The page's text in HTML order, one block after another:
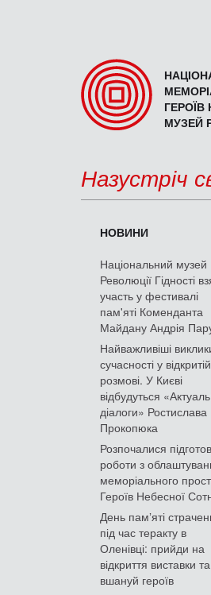
ГЕРОЇВ
МУЗЕЙ
Назустріч
НОВИНИ
Національний музей
Революції Гідності
участь у фестивалі
пам'яті Коменданта
Майдану Андрія
Найважливіші
сучасності у відкритій
розмові. У Києві
відбудуться
діалоги» Ростислава
Прокопюка
Розпочалися
роботи з
меморіального
Героїв Небесної
День памʼяті
під час теракту в
Оленівці: прийди на
відкриття виставки та
вшануй героїв